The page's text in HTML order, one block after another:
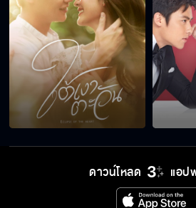
ดาวน์โหลด แอป